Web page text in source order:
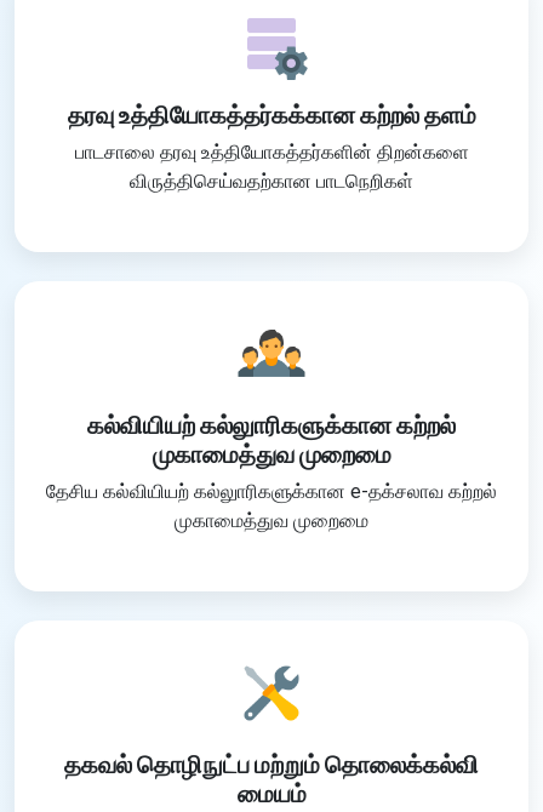
தரவு உத்தியோகத்தர்கக்கான கற்றல் தளம்
பாடசாலை தரவு உத்தியோகத்தர்களின் திறன்களை
விருத்திசெய்வதற்கான பாடநெறிகள்
கல்வியியற் கல்லுாரிகளுக்கான கற்றல்
முகாமைத்துவ முறைமை
தேசிய கல்வியியற் கல்லுாரிகளுக்கான e-தக்சலாவ கற்றல்
முகாமைத்துவ முறைமை
தகவல் தொழிநுட்ப மற்றும் தொலைக்கல்வி
மையம்